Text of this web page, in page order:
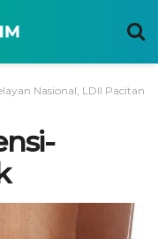
Nasional, LDII Pacitan